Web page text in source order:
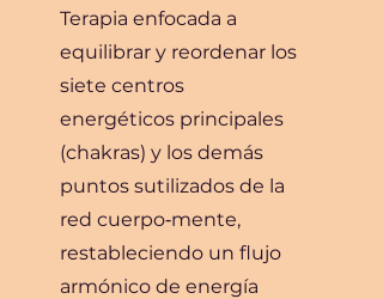
Terapia enfocada a
equilibrar y reordenar los
siete centros
energéticos principales
(chakras) y los demás
puntos sutilizados de la
red cuerpo‑mente,
restableciendo un flujo
armónico de energía